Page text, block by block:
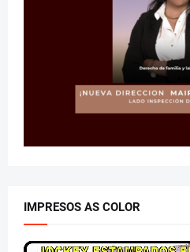
IMPRESOS AS COLOR